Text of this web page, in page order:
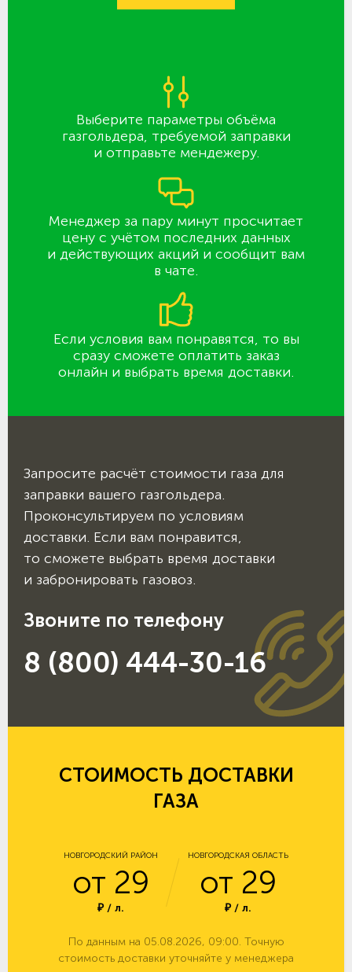
Выберите параметры объёма
газгольдера, требуемой заправки
и отправьте мендежеру.
Менеджер за пару минут просчитает
цену с учётом последних данных
и действующих акций и сообщит вам
в чате.
Если условия вам понравятся, то вы
сразу сможете оплатить заказ
онлайн и выбрать время доставки.
Запросите расчёт стоимости газа для
заправки вашего газгольдера.
Проконсультируем по условиям
доставки. Если вам понравится,
то сможете выбрать время доставки
и забронировать газовоз.
Звоните по телефону
8 (800) 444-30-16
СТОИМОСТЬ ДОСТАВКИ
ГАЗА
НОВГОРОДСКИЙ РАЙОН
от 29
₽ / л.
НОВГОРОДСКАЯ ОБЛАСТЬ
от 29
₽ / л.
По данным на 05.08.2026, 09:00. Точную
стоимость доставки уточняйте у менеджера